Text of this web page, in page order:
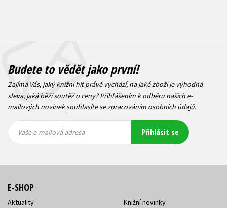
Budete to vědět jako první!
Zajímá Vás, jaký knižní hit právě vychází, na jaké zboží je výhodná
sleva, jaká běží soutěž o ceny? Přihlášením k odběru našich e-
mailových novineksouhlasíte se zpracováním osobních údajů.
mailová
mailová
Vaše e-mailová adresa Přihlásit se
E-SHOP
Aktuality
Knižní novinky